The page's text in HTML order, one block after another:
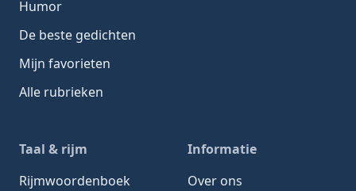
Humor
De beste gedichten
Mijn favorieten
Alle rubrieken
Taal & rijm
Rijmwoordenboek
Informatie
Over ons